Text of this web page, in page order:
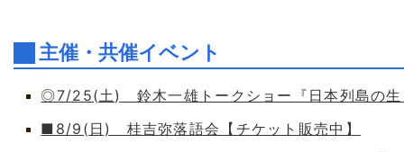
主催・共催イベント
◎7/25(土) 鈴木一雄トークショー『日本列島の生
■8/9(日) 桂吉弥落語会【チケット販売中】